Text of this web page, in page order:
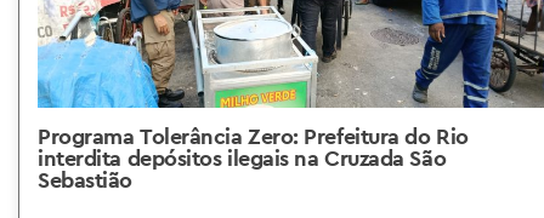
Programa Tolerância Zero: Prefeitura do Rio
interdita depósitos ilegais na Cruzada São
Sebastião